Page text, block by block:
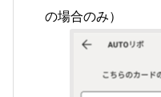
の場合のみ）